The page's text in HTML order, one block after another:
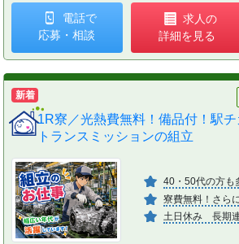
電話で
応募・相談
求人の
詳細を見る
新着
1R寮／光熱費無料！備品付！駅チ
トランスミッションの組立
40・50代の方も
寮費無料！さら
土日休み 長期